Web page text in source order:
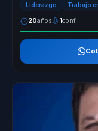
Liderazgo Trabajo
20años 1conf.